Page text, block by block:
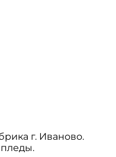
г. Иваново.